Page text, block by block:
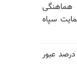
هماهنگی
سپاه
شاخص فلاکت در ۱۹ استان از ۱۰۰ درصد عبور